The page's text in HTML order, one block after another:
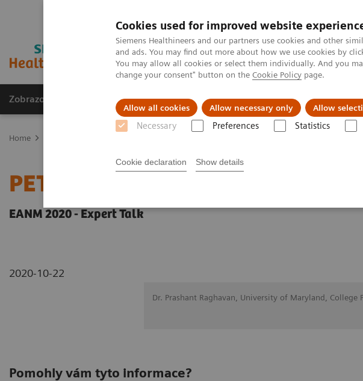
Cookies used for improved website
Siemens Healthineers and our partners use cookies and other
and ads. You may find out more about how we use cookies by
You may allow all cookies or select them individually. And you
change your consent" button on the Cookie Policy page.
Allow all cookies Allow necessary only Allow
Necessary Preferences Statistics
Cookie declaration Show details
Zobrazovací technika Laboratorní diagnostika Zákaznický
Home
PET-MRI in neuro-oncology
EANM 2020 - Expert Talk
2020-10-22
Dr. Prashant Raghavan, University of Maryland, College
Pomohly vám tyto informace?